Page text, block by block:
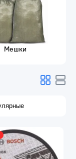
Мешки